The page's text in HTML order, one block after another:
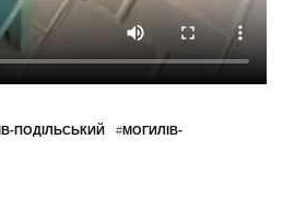
ПОДІЛЬСЬКИЙ #МОГИЛІВ-